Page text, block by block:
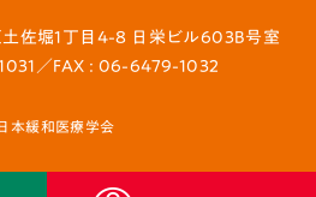
佐堀1丁目4-8 日栄ビル603B号室
／FAX : 06-6479-1032
本緩和医療学会